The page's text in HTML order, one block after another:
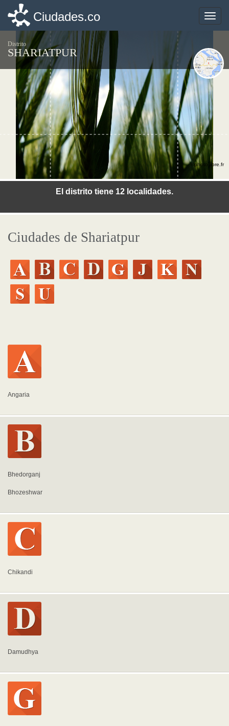
Toggle
Ciudades.co
Distrito
SHARIATPUR
El distrito tiene 12 localidades.
©photo-libre.fr
Ciudades de Shariatpur
Angaria
Bhedorganj
Bhozeshwar
Chikandi
Damudhya
Toggle
Ciudades.co